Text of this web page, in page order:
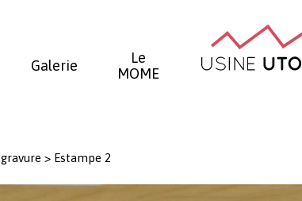
Galerie
Le
MOME
gravure > Estampe 2